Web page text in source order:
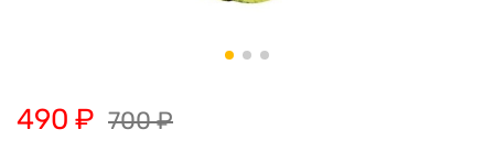
490 ₽ 700 ₽